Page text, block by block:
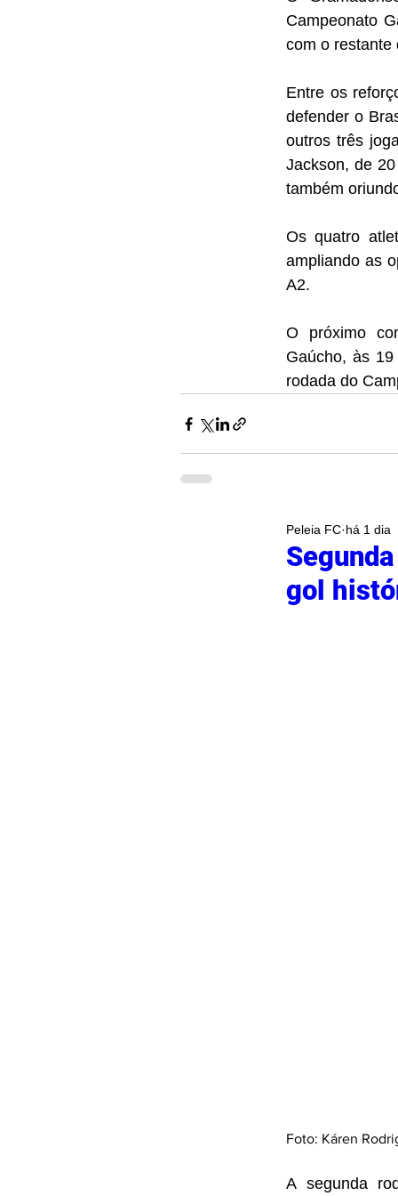
Campeonato
com o restante
Entre os
defender o
outros três
Jackson, de
também
Os quatro
ampliando as
A2.
O próximo
Gaúcho, às
rodada do
gol
Peleia FC há 1 dia
Foto: Káren
A segunda